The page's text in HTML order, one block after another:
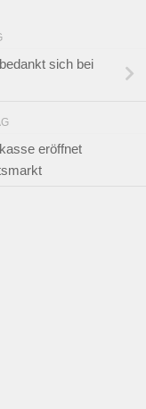
sich bei
eröffnet